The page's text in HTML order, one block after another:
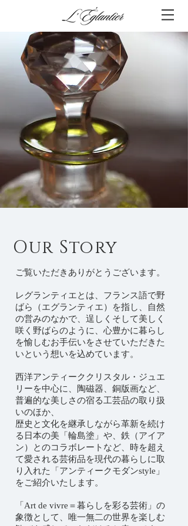
​Our Story
ご覧いただきありがとうございます。
レグランティエとは、フランス語で野
ばら（エグランティエ）を指し、
自然
の営みのなかで、逞しくそして美しく
咲く野ばらのように、 心豊かに暮らし
を愉しむお手伝いをさせていただきた
いという想いを込めています。
西洋アンティーククリスタル・ジュエ
リーを中心に、陶磁器、銅版画など、
普遍的な美しさの宿る工芸品の取り扱
いのほか、
歴史と文化を継承しながら革新を続け
る日本の美「輪島塗」や、鉄（アイア
ン）とのコラボレートなど、
時を超え
て愛される芸術品を現代の暮らしに取
り入れた「アンティークモダンstyle」
をご紹介いたします。
「Art de vivre＝暮らしを彩る芸術」の
象徴として、 唯一無二の世界を楽しむ